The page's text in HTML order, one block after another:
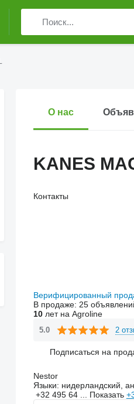
О нас
KANES
Контакты
Верифицированный
В продаже: 25
10лет на Agroline
5.0 2
Подписаться на
Nestor
Языки: нидерландский,
+32 495 64 ... Показать